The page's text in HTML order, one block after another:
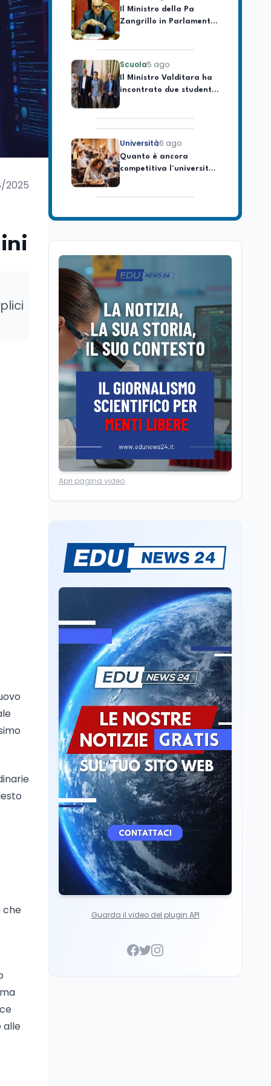
2025
che
alle
Zangrillo in Parlamento:
"12 miliardi per l'edilizia
Scuola5 ago
Il Ministro Valditara ha
incontrato due studenti
palestinesi giunti da
Università6 ago
Quanto è ancora
competitiva l'università
italiana? Cosa dicono i
Università5 ago
scorrere la graduatoria
Volontariato, firmata
l’intesa triennale tra
Ministero del Lavoro e
CSVnet ETS
Scuola5 ago
Il Ministro della Pa
Zangrillo in Parlamento:
"12 miliardi per l'edilizia
e la sicurezza delle
scuole con risorse Pnrr"
Scuola5 ago
Il Ministro Valditara ha
incontrato due studenti
Gaza che hanno
superato la Maturità in
Università6 ago
Quanto è ancora
Consiglio di Stato:
scorrere la graduatoria
dopo il semestre filtro
Lavoro5 ago
Volontariato, firmata
l’intesa triennale tra
Ministero del Lavoro e
CSVnet ETS
Scuola5 ago
Il Ministro della Pa
Zangrillo in Parlamento:
"12 miliardi per l'edilizia
e la sicurezza delle
scuole con risorse Pnrr"
Scuola5 ago
Il Ministro Valditara ha
incontrato due studenti
palestinesi giunti da
Gaza che hanno
superato la Maturità in
Italia
Apri pagina video
Guarda il video del plugin API